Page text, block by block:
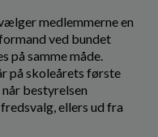
medlemmerne en
ved bundet
samme måde.
på skoleårets første
bestyrelsen
ellers ud fra